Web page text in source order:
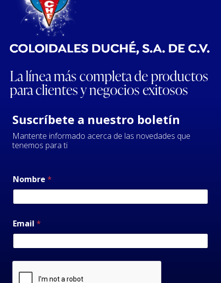
La línea más completa de productos
para clientes y negocios exitosos
Suscríbete a nuestro boletín
Mantente informado acerca de las novedades que
tenemos para ti
Nombre *
Email *